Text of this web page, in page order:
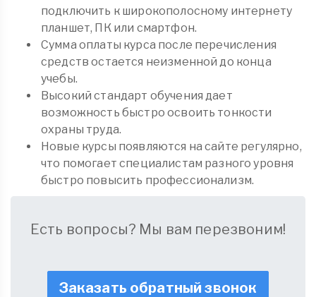
подключить к широкополосному интернету
планшет, ПК или смартфон.
Сумма оплаты курса после перечисления
средств остается неизменной до конца
учебы.
Высокий стандарт обучения дает
возможность быстро освоить тонкости
охраны труда.
Новые курсы появляются на сайте регулярно,
что помогает специалистам разного уровня
быстро повысить профессионализм.
Есть вопросы? Мы вам перезвоним!
Заказать обратный звонок